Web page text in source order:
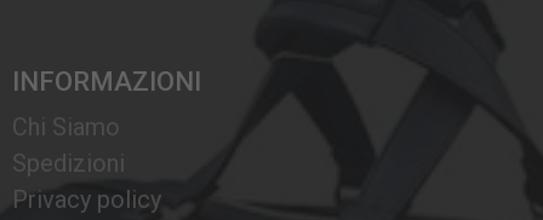
INFORMAZIONI
Chi Siamo
Spedizioni
Privacy policy